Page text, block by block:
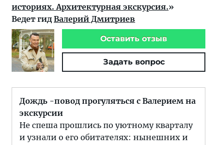
историях. Архитектурная экскурсия.»
Ведет гид Валерий Дмитриев
Оставить отзыв
Задать вопрос
Дождь -повод прогуляться с Валерием на
экскурсии
Не спеша прошлись по уютному кварталу
и узнали о его обитателях: нынешних и